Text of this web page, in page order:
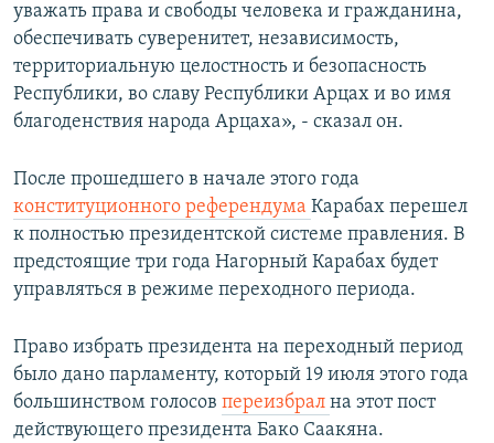
уважать права и свободы человека и гражданина,
обеспечивать суверенитет, независимость,
территориальную целостность и безопасность
Республики, во славу Республики Арцах и во имя
благоденствия народа Арцаха», - сказал он.
После прошедшего в начале этого года
конституционного референдума Карабах перешел
к полностью президентской системе правления. В
предстоящие три года Нагорный Карабах будет
управляться в режиме переходного периода.
Право избрать президента на переходный период
было дано парламенту, который 19 июля этого года
большинством голосов переизбрал на этот пост
действующего президента Бако Саакяна.